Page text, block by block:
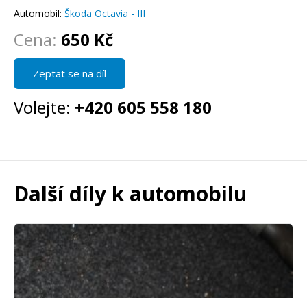
Automobil: Škoda Octavia - III
Cena: 650 Kč
Zeptat se na díl
Volejte: +420 605 558 180
Další díly k automobilu